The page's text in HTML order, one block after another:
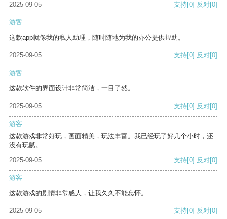
2025-09-05 支持[0] 反对[0]
游客
这款app就像我的私人助理，随时随地为我的办公提供帮助。
2025-09-05 支持[0] 反对[0]
游客
这款软件的界面设计非常简洁，一目了然。
2025-09-05 支持[0] 反对[0]
游客
这款游戏非常好玩，画面精美，玩法丰富。我已经玩了好几个小时，还
没有玩腻。
2025-09-05
支持[0] 反对[0]
游客
这款游戏的剧情非常感人，让我久久不能忘怀。
2025-09-05 支持[0] 反对[0]